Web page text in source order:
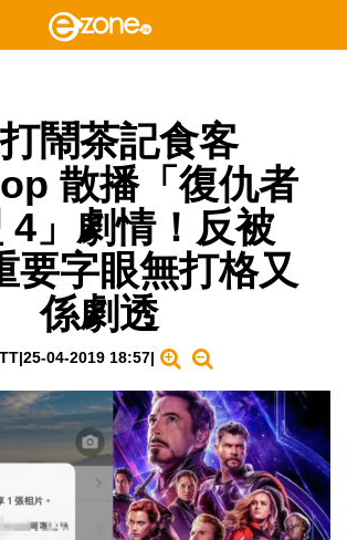
Instagram
用
鬧茶記食客
散播「復仇者
4」劇情！反被
要字眼無打格又
係劇透
TT|25-04-2019 18:57|